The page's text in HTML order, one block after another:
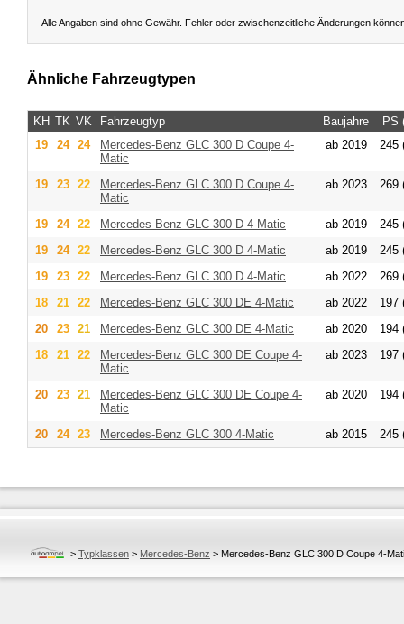
Alle Angaben sind ohne Gewähr. Fehler oder zwischenzeitliche Änderungen
Ähnliche Fahrzeugtypen
KH TK VK Fahrzeugtyp Baujahre
PS
19
24 24 Mercedes-Benz GLC 300 D Coupe 4-
Matic
ab 2019 245
19 23 22 Mercedes-Benz GLC 300 D Coupe 4-
Matic
ab 2023 269
19 24 22 Mercedes-Benz GLC 300 D 4-Matic ab 2019
245
19
24 22 Mercedes-Benz GLC 300 D 4-Matic ab 2019
245
19
23 22 Mercedes-Benz GLC 300 D 4-Matic ab 2022
269
18
21 22 Mercedes-Benz GLC 300 DE 4-Matic ab 2022
197
20
23 21 Mercedes-Benz GLC 300 DE 4-Matic ab 2020
194
18
21 22 Mercedes-Benz GLC 300 DE Coupe 4-
Matic
ab 2023 197
20 23 21 Mercedes-Benz GLC 300 DE Coupe 4-
Matic
ab 2020 194
20 24 23 Mercedes-Benz GLC 300 4-Matic ab 2015 245
> Typklassen > Mercedes-Benz > Mercedes-Benz GLC 300 D Coupe 4-